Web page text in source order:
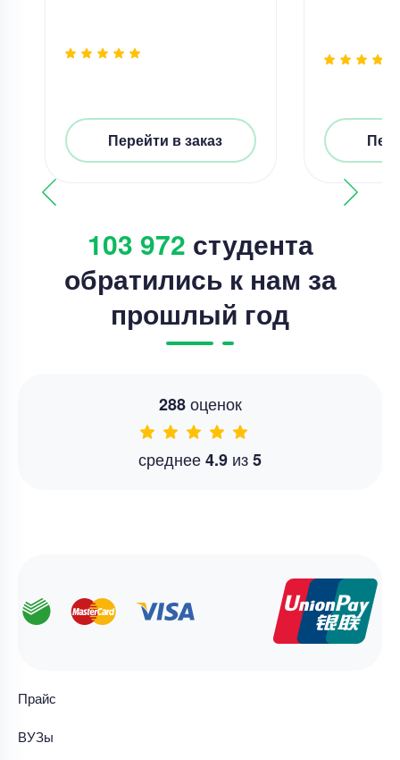
Перейти в заказ
103 972 студента
обратились к нам за
прошлый год
288оценок
среднее4.9 из5
Прайс
ВУЗы